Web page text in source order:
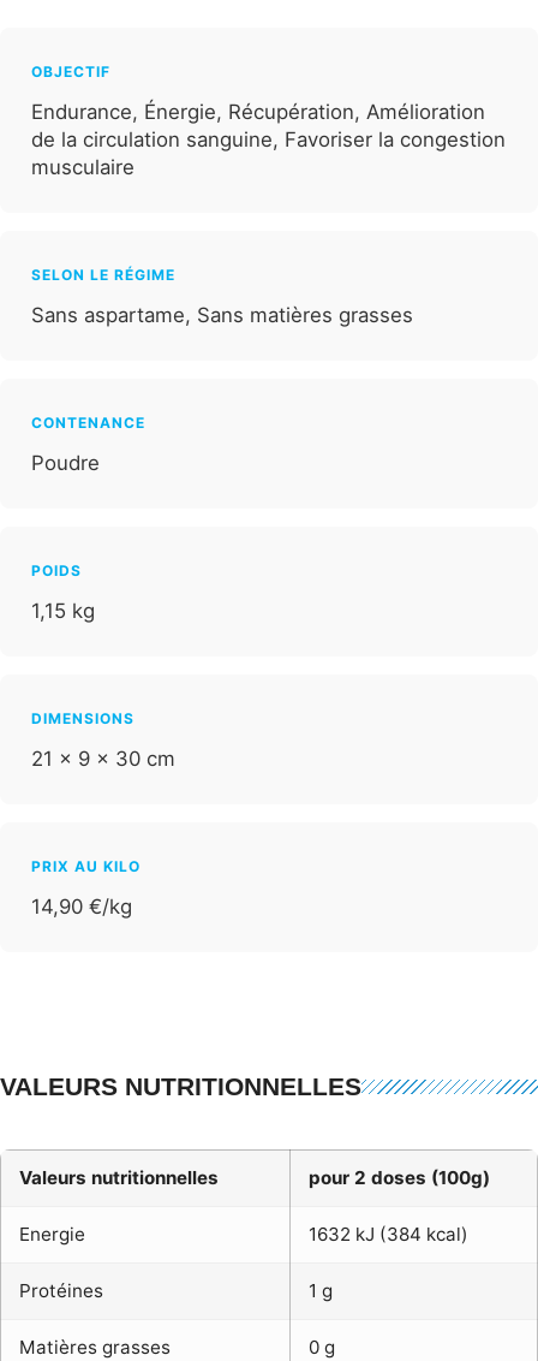
OBJECTIF
Endurance, Énergie, Récupération, Amélioration
de la circulation sanguine, Favoriser la congestion
musculaire
SELON LE RÉGIME
Sans aspartame, Sans matières grasses
CONTENANCE
Poudre
POIDS
1,15 kg
DIMENSIONS
21 × 9 × 30 cm
PRIX AU KILO
14,90 €/kg
VALEURS NUTRITIONNELLES
Valeurs nutritionnelles pour 2 doses (100g)
Energie 1632 kJ (384 kcal)
Protéines 1 g
Matières grasses 0 g